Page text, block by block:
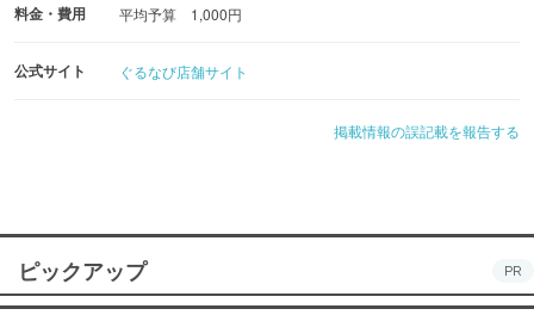
料金・費用 平均予算 1,000円
公式サイト ぐるなび店舗サイト
掲載情報の誤記載を報告する
ピックアップ PR